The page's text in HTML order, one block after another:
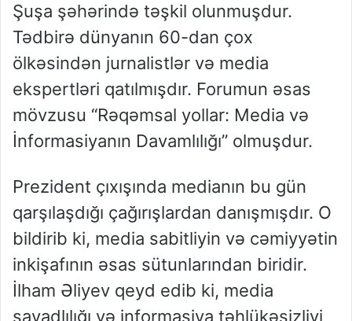
Şuşa şəhərində təşkil olunmuşdur.
Tədbirə dünyanın 60-dan çox
ölkəsindən jurnalistlər və media
ekspertləri qatılmışdır. Forumun əsas
mövzusu “Rəqəmsal yollar: Media və
İnformasiyanın Davamlılığı” olmuşdur.
Prezident çıxışında medianın bu gün
qarşılaşdığı çağırışlardan danışmışdır. O
bildirib ki, media sabitliyin və cəmiyyətin
inkişafının əsas sütunlarından biridir.
İlham Əliyev qeyd edib ki, media
savadlılığı və informasiya təhlükəsizliyi